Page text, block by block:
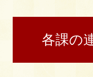
各課の